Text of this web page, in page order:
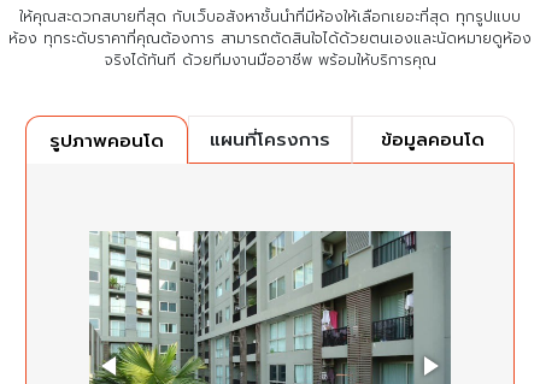
ให้คุณสะดวกสบายที่สุด กับเว็บอสังหาชั้นนำที่มีห้องให้เลือกเยอะที่สุด ทุกรูปแบบ
ห้อง ทุกระดับราคาที่คุณต้องการ สามารถตัดสินใจได้ด้วยตนเองและนัดหมายดูห้อง
จริงได้ทันที ด้วยทีมงานมืออาชีพ พร้อมให้บริการคุณ
รูปภาพคอนโด แผนที่โครงการ ข้อมูลคอนโด